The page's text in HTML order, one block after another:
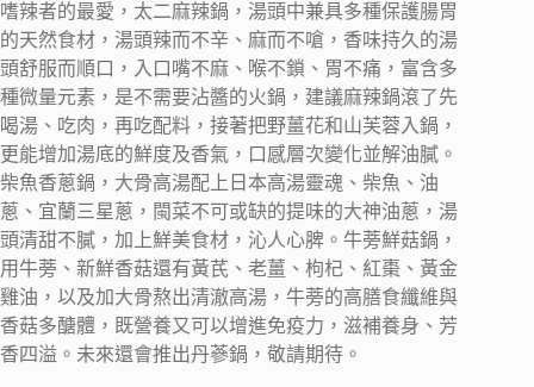
嗜辣者的最愛，太二麻辣鍋，湯頭中兼具多種保護腸胃
的天然食材，湯頭辣而不辛、麻而不嗆，香味持久的湯
頭舒服而順口，入口嘴不麻、喉不鎖、胃不痛，富含多
種微量元素，是不需要沾醬的火鍋，建議麻辣鍋滾了先
喝湯、吃肉，再吃配料，接著把野薑花和山芙蓉入鍋，
更能增加湯底的鮮度及香氣，口感層次變化並解油膩。
柴魚香蔥鍋，大骨高湯配上日本高湯靈魂、柴魚、油
蔥、宜蘭三星蔥，閩菜不可或缺的提味的大神油蔥，湯
頭清甜不膩，加上鮮美食材，沁人心脾。牛蒡鮮菇鍋，
用牛蒡、新鮮香菇還有黃芪、老薑、枸杞、紅棗、黃金
雞油，以及加大骨熬出清澈高湯，牛蒡的高膳食纖維與
香菇多醣體，既營養又可以增進免疫力，滋補養身、芳
香四溢。未來還會推出丹蔘鍋，敬請期待。